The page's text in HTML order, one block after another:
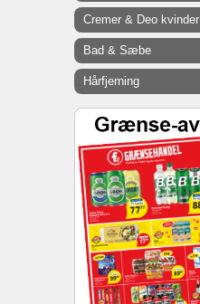
Cremer & Deo kvinder
Bad & Sæbe
Hårfjerning